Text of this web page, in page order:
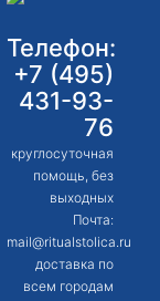
Телефон:
+7 (495)
431-93-
76
круглосуточная
помощь, без
выходных
Почта:
mail@ritualstolica.ru
доставка по
всем городам